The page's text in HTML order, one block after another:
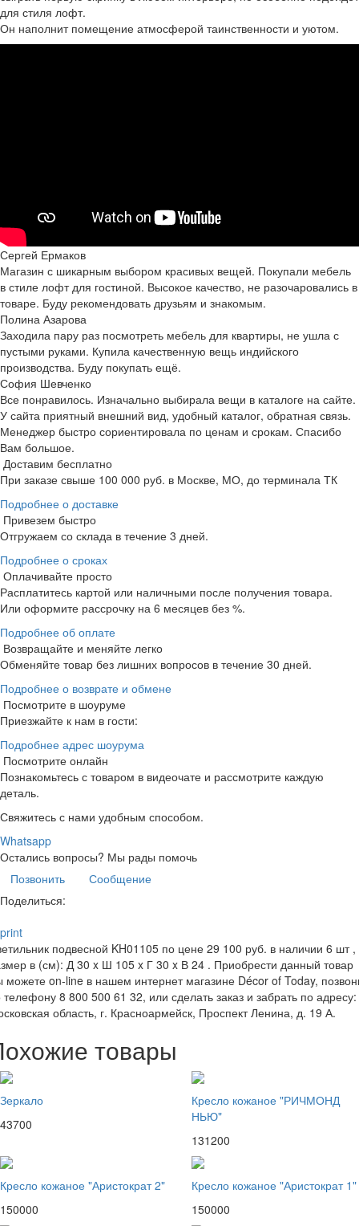
для стиля лофт.
Он наполнит помещение атмосферой таинственности и уютом.
Сергей Ермаков
Магазин с шикарным выбором красивых вещей. Покупали мебель
в стиле лофт для гостиной. Высокое качество, не разочаровались в
товаре. Буду рекомендовать друзьям и знакомым.
Полина Азарова
Заходила пару раз посмотреть мебель для квартиры, не ушла с
пустыми руками. Купила качественную вещь индийского
производства. Буду покупать ещё.
София Шевченко
Все понравилось. Изначально выбирала вещи в каталоге на сайте.
У сайта приятный внешний вид, удобный каталог, обратная связь.
Менеджер быстро сориентировала по ценам и срокам. Спасибо
Вам большое.
Доставим бесплатно
При заказе свыше 100 000 руб. в Москве, МО, до терминала ТК
Подробнее о доставке
Привезем быстро
Отгружаем со склада в течение 3 дней.
Подробнее о сроках
Оплачивайте просто
Расплатитесь картой или наличными после получения товара.
Или оформите рассрочку на 6 месяцев без %.
Подробнее об оплате
Возвращайте и меняйте легко
Обменяйте товар без лишних вопросов в течение 30 дней.
Подробнее о возврате и обмене
Посмотрите в шоуруме
Приезжайте к нам в гости:
Подробнее адрес шоурума
Посмотрите онлайн
Познакомьтесь с товаром в видеочате и рассмотрите каждую
деталь.
Свяжитесь с нами удобным способом.
Whatsapp
Остались вопросы? Мы рады помочь
Позвонить
Сообщение
Поделиться:
print
подвесной KH01105 по цене 29 100 руб. в наличии 6 шт ,
в (см): Д 30 x Ш 105 x Г 30 x В 24 . Приобрести данный товар
можете on-line в нашем интернет магазине Décor of Today,
телефону 8 800 500 61 32, или сделать заказ и забрать по адресу:
область, г. Красноармейск, Проспект Ленина, д. 19 А.
товары
Зеркало
43700
Кресло кожаное "РИЧМОНД
НЬЮ"
131200
Кресло кожаное "Аристократ 2"
150000
Кресло кожаное "Аристократ 1"
150000